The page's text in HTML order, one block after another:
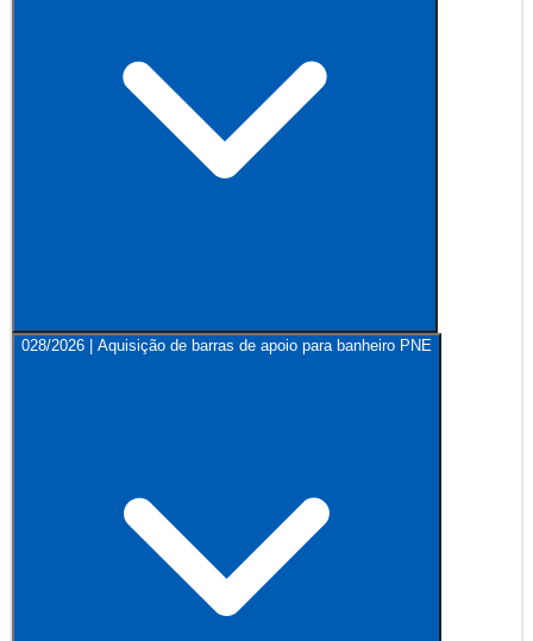
028/2026 | Aquisição de barras de apoio para banheiro PNE